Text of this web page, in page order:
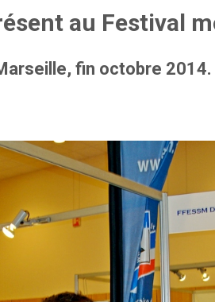
au Festival
fin octobre 2014.